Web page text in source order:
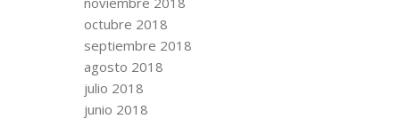
octubre 2018
septiembre 2018
agosto 2018
julio 2018
junio 2018